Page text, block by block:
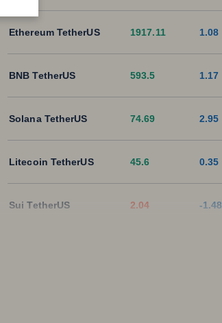
Ethereum TetherUS 1917.11 1.08
BNB TetherUS 593.5 1.17
Solana TetherUS 74.69 2.95
Litecoin TetherUS 45.6 0.35
Sui TetherUS 2.04 -1.48